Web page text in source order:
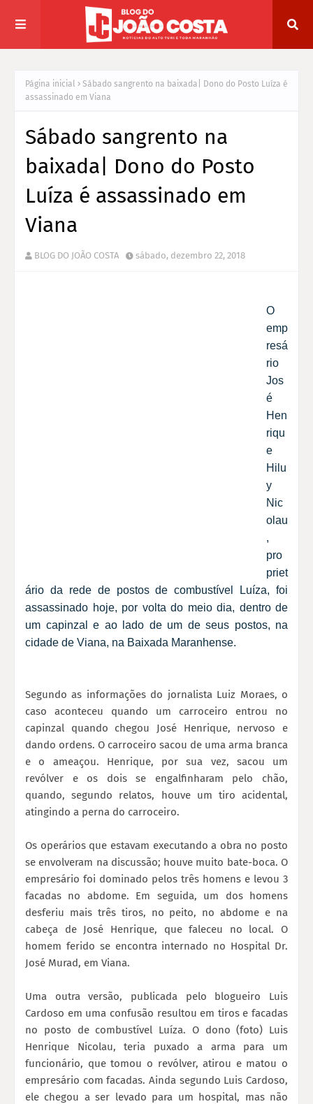
Página inicial
Sábado sangrento na baixada| Dono do Posto Luíza é
assassinado em Viana
Sábado sangrento na
baixada| Dono do Posto
Luíza é assassinado em
Viana
BLOG DO JOÃO COSTA sábado, dezembro 22, 2018
O
emp
resá
rio
Jos
é
Hen
riqu
e
Hilu
y
Nic
olau
,
pro
priet
ário da rede de postos de combustível Luíza, foi
assassinado hoje, por volta do meio dia, dentro de
um capinzal e ao lado de um de seus postos, na
cidade de Viana, na Baixada Maranhense.
Segundo as informações do jornalista Luiz Moraes, o
caso aconteceu quando um carroceiro entrou no
capinzal quando chegou José Henrique, nervoso e
dando ordens. O carroceiro sacou de uma arma branca
e o ameaçou. Henrique, por sua vez, sacou um
revólver e os dois se engalfinharam pelo chão,
quando, segundo relatos, houve um tiro acidental,
atingindo a perna do carroceiro.
Os operários que estavam executando a obra no posto
se envolveram na discussão; houve muito bate-boca. O
empresário foi dominado pelos três homens e levou 3
facadas no abdome. Em seguida, um dos homens
desferiu mais três tiros, no peito, no abdome e na
cabeça de José Henrique, que faleceu no local. O
homem ferido se encontra internado no Hospital Dr.
José Murad, em Viana.
Uma outra versão, publicada pelo blogueiro Luis
Cardoso em uma confusão resultou em tiros e facadas
no posto de combustível Luíza. O dono (foto) Luis
Henrique Nicolau, teria puxado a arma para um
funcionário, que tomou o revólver, atirou e matou o
empresário com facadas. Ainda segundo Luis Cardoso,
ele chegou a ser levado para um hospital, mas não